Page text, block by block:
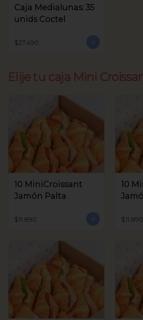
Caja Medialunas: 35
unids Coctel
$27.490
Elije tu caja Mini
10 MiniCroissant
Jamón Palta
$11.890
10
$11.890